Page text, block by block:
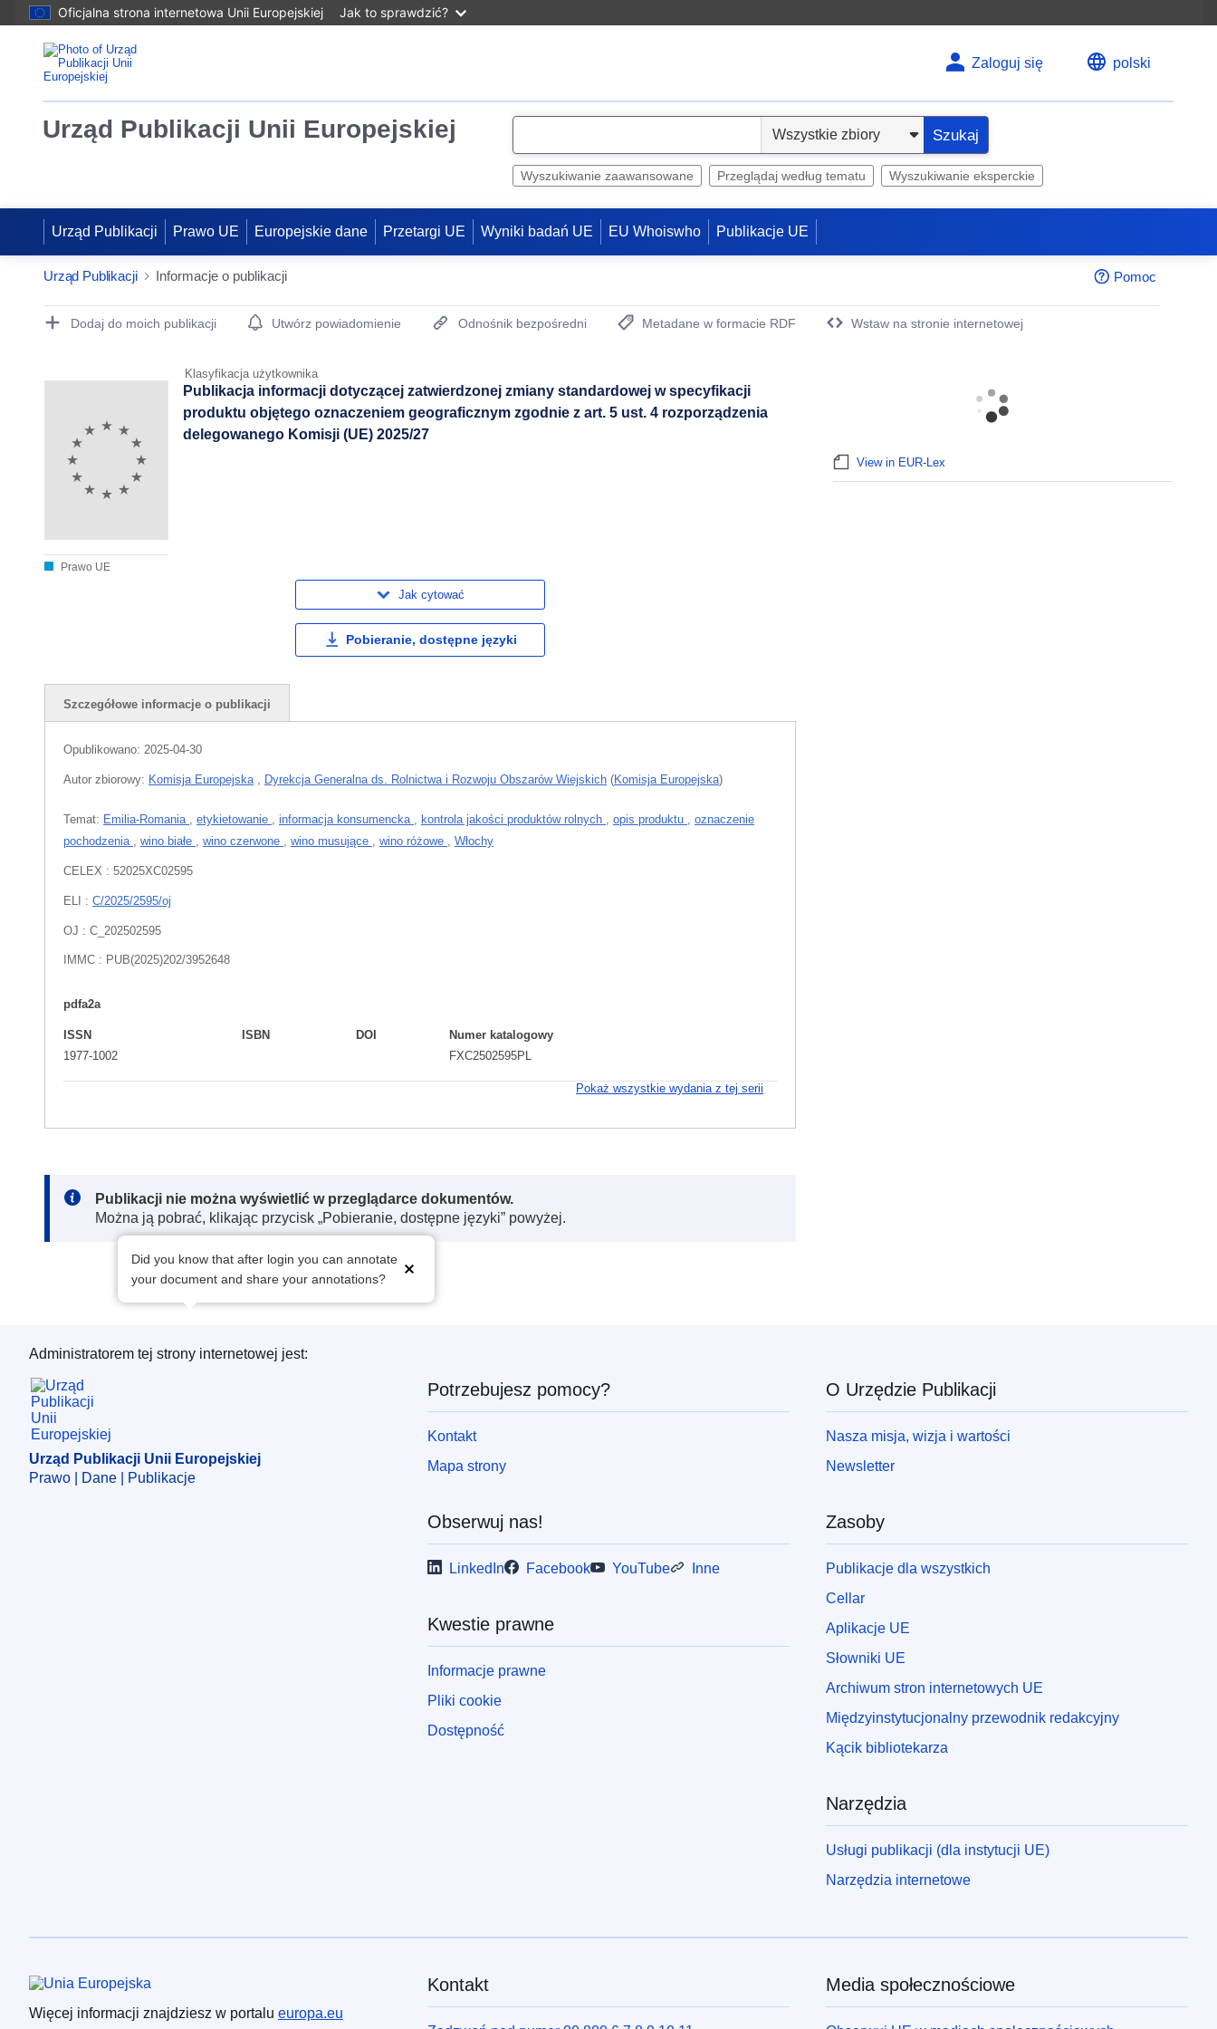
Oficjalna strona internetowa Unii Europejskiej Jak to sprawdzić?
Zaloguj się polski
Urząd Publikacji Unii Europejskiej
e
Szukaj
Wyszukiwanie zaawansowane Przeglądaj według tematu Wyszukiwanie eksperckie
Urząd Publikacji Prawo UE Europejskie dane Przetargi UE Wyniki badań UE EU Whoiswho Publikacje UE
Urząd Publikacji Informacje o publikacji Pomoc
Publication Detail Actions Portlet
Dodaj do moich publikacji Utwórz powiadomienie Odnośnik bezpośredni
Metadane w formacie RDF
Wstaw na stronie internetowej
Klasyfikacja użytkownika
Prawo UE
Publikacja informacji dotyczącej zatwierdzonej zmiany standardowej w specyfikacji
produktu objętego oznaczeniem geograficznym zgodnie z art. 5 ust. 4 rozporządzenia
delegowanego Komisji (UE) 2025/27
Jak cytować
Pobieranie, dostępne języki
Szczegółowe informacje o publikacji
Opublikowano: 2025-04-30
Autor zbiorowy: Komisja Europejska , Dyrekcja Generalna ds. Rolnictwa i Rozwoju Obszarów Wiejskich (Komisja Europejska)
Temat: Emilia-Romania , etykietowanie , informacja konsumencka , kontrola jakości produktów rolnych , opis produktu , oznaczenie
pochodzenia , wino białe , wino czerwone , wino musujące , wino różowe , Włochy
CELEX : 52025XC02595
ELI : C/2025/2595/oj
OJ : C_202502595
IMMC : PUB(2025)202/3952648
pdfa2a
ISSN
1977-1002
ISBN DOI
Numer katalogowy
FXC2502595PL
Pokaż wszystkie wydania z tej serii
Note:
Publikacji nie można wyświetlić w przeglądarce dokumentów.
Można ją pobrać, klikając przycisk „Pobieranie, dostępne języki” powyżej.
Did you know that after login you can annotate
your document and share your annotations?
View in EUR-Lex
Urząd Publikacji Unii Europejskiej
Administratorem tej strony internetowej jest:
Urząd Publikacji Unii Europejskiej
Prawo | Dane | Publikacje
Potrzebujesz pomocy?
Kontakt
Mapa strony
Obserwuj nas!
LinkedIn Facebook YouTube Inne
Kwestie prawne
Informacje prawne
Pliki cookie
Dostępność
O Urzędzie Publikacji
Nasza misja, wizja i wartości
Newsletter
Zasoby
Publikacje dla wszystkich
Cellar
Aplikacje UE
Słowniki UE
Archiwum stron internetowych UE
Międzyinstytucjonalny przewodnik redakcyjny
Kącik bibliotekarza
Narzędzia
Usługi publikacji (dla instytucji UE)
Narzędzia internetowe
Unia Europejska
Więcej informacji znajdziesz w portalu europa.eu
Kontakt Media społecznościowe